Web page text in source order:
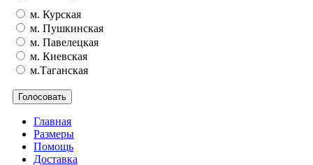
м. Курская
м. Пушкинская
м. Павелецкая
м. Киевская
м.Таганская
Главная
Размеры
Помощь
Доставка